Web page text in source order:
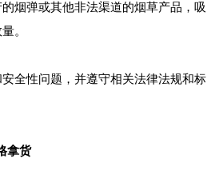
烟弹或其他非法渠道的烟草产品，吸
。
全性问题，并遵守相关法律法规和标
拿货